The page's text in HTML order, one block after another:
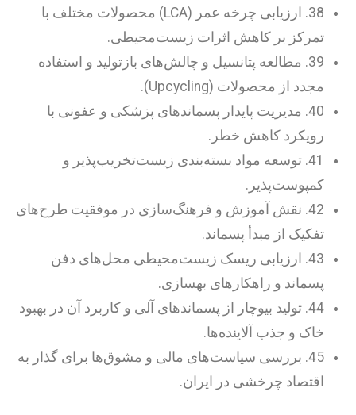
38. ارزیابی چرخه عمر (LCA) محصولات مختلف با
تمرکز بر کاهش اثرات زیست‌محیطی.
39. مطالعه پتانسیل و چالش‌های بازتولید و استفاده
مجدد از محصولات (Upcycling).
40. مدیریت پایدار پسماندهای پزشکی و عفونی با
رویکرد کاهش خطر.
41. توسعه مواد بسته‌بندی زیست‌تخریب‌پذیر و
کمپوست‌پذیر.
42. نقش آموزش و فرهنگ‌سازی در موفقیت طرح‌های
تفکیک از مبدأ پسماند.
43. ارزیابی ریسک زیست‌محیطی محل‌های دفن
پسماند و راهکارهای بهسازی.
44. تولید بیوچار از پسماندهای آلی و کاربرد آن در بهبود
خاک و جذب آلاینده‌ها.
45. بررسی سیاست‌های مالی و مشوق‌ها برای گذار به
اقتصاد چرخشی در ایران.